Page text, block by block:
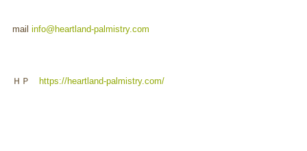
mailinfo@heartland-palmistry.com
ＨＰhttps://heartland-palmistry.com/